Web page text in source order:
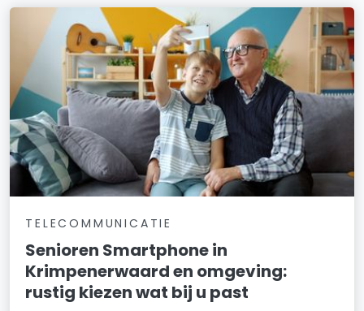
TELECOMMUNICATIE
Senioren Smartphone in
Krimpenerwaard en omgeving:
rustig kiezen wat bij u past